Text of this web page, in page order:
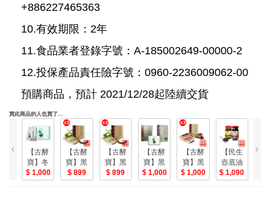
+886227465363
10.有效期限：2年
11.食品業者登錄字號：A-185002649-00000-2
12.投保產品責任險字號：0960-2236009062-00
預購商品，預計 2021/12/28起陸續交貨
買此商品的人也買了...
【古酵
寶】冬
瓜茶+陳
皮檸檸
1,000
【古酵
寶】黑
糖冬瓜
茶(3盒)-
899
【古酵
寶】黑
糖冬瓜
茶3盒-美
899
【古酵
寶】黑
糖系列 -
冬瓜茶
1,000
【古酵
寶】黑
糖桂圓
紅棗茶(3
1,000
【民生
壺底油
精】在
地黑豆
1,090